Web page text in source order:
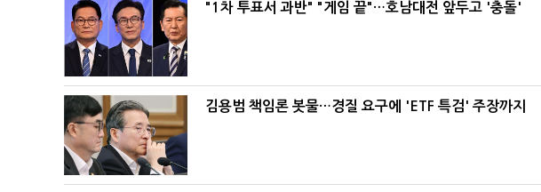
"1차 투표서 과반" "게임 끝"…호남대전 앞두고 '충돌'
김용범 책임론 봇물…경질 요구에 'ETF 특검' 주장까지